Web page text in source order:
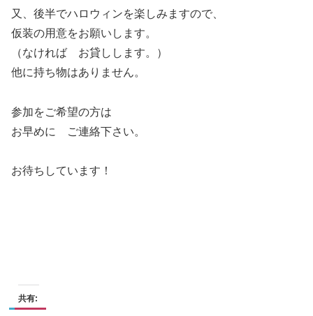
又、後半でハロウィンを楽しみますので、
仮装の用意をお願いします。
（なければ お貸しします。）
他に持ち物はありません。
参加をご希望の方は
お早めに ご連絡下さい。
お待ちしています！
共有: